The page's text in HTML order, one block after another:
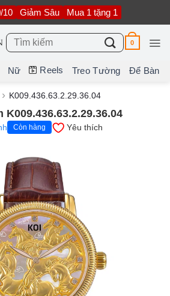
10 Giảm Sâu Mua 1 tặng 1
Tìm
kiếm:
0
Nữ Reels Treo Tường Để Bàn
K009.436.63.2.29.36.04
Còn hàng Yêu thích